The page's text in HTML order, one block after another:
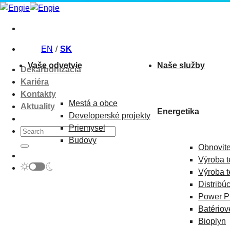
Skip
content
EN SK
Dekarbonizácia
Kariéra
Kontakty
Aktuality
Vaše odvetvie
Mestá a obce
Developerské projekty
Priemysel
Budovy
Naše služby
Energetika
Výroba
Výroba
Power
Bioplyn